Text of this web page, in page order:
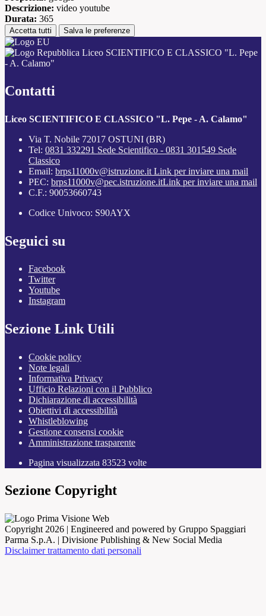
Descrizione: video youtube
Durata: 365
Accetta tutti Salva le preferenze
Liceo SCIENTIFICO E CLASSICO "L. Pepe
- A. Calamo"
Contatti
Liceo SCIENTIFICO E CLASSICO "L. Pepe - A. Calamo"
Via T. Nobile 72017 OSTUNI (BR)
Tel: 0831 332291 Sede Scientifico - 0831 301549 Sede
Classico
Email: brps11000v@istruzione.it Link per inviare una mail
PEC: brps11000v@pec.istruzione.itLink per inviare una mail
C.F.: 90053660743
Codice Univoco: S90AYX
Seguici su
Facebook
Twitter
Youtube
Instagram
Sezione Link Utili
Cookie policy
Note legali
Informativa Privacy
Ufficio Relazioni con il Pubblico
Dichiarazione di accessibilità
Obiettivi di accessibilità
Whistleblowing
Gestione consensi cookie
Amministrazione trasparente
Pagina visualizzata 83523 volte
Sezione Copyright
Copyright 2026 | Engineered and powered by Gruppo Spaggiari
Parma S.p.A. | Divisione Publishing & New Social Media
Disclaimer trattamento dati personali